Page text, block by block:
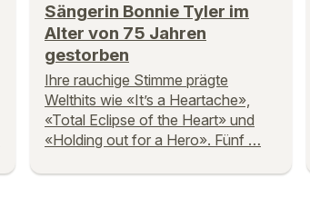
Sängerin Bonnie Tyler im
Alter von 75 Jahren
gestorben
Ihre rauchige Stimme prägte
Welthits wie «It’s a Heartache»,
«Total Eclipse of the Heart» und
«Holding out for a Hero». Fünf …